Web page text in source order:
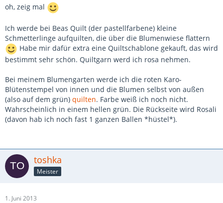
oh, zeig mal
Ich werde bei Beas Quilt (der pastellfarbene) kleine
Schmetterlinge aufquilten, die über die Blumenwiese flattern
Habe mir dafür extra eine Quiltschablone gekauft, das wird
bestimmt sehr schön. Quiltgarn werd ich rosa nehmen.
Bei meinem Blumengarten werde ich die roten Karo-
Blütenstempel von innen und die Blumen selbst von außen
(also auf dem grün) quilten. Farbe weiß ich noch nicht.
Wahrscheinlich in einem hellen grün. Die Rückseite wird Rosali
(davon hab ich noch fast 1 ganzen Ballen *hüstel*).
toshka
Meister
1. Juni 2013